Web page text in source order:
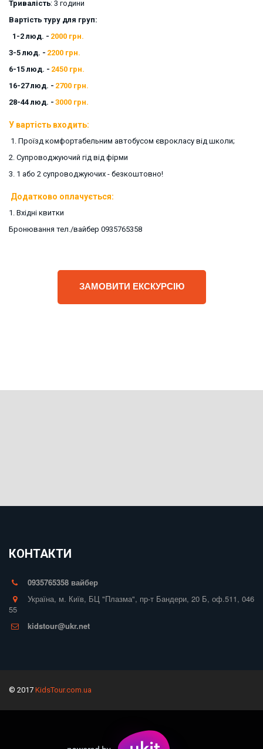
Тривалість: 3 години
Вартість туру для груп:
  1-2 люд. -
2000 грн.
3-5 люд. - 2200 грн.
6-15 люд. - 2450 грн.
16-27 люд. - 2700 грн.
28-44 люд. - 3000 грн.
У вартість входить:
1. Проїзд комфортабельним автобусом єврокласу від школи;
2. Супроводжуючий гід від фірми
3. 1 або 2 супроводжуючих - безкоштовно!
Додатково оплачується:
1. Вхідні квитки
Бронювання тел./вайбер 0935765358
ЗАМОВИТИ ЕКСКУРСІЮ
КОНТАКТИ
0935765358 вайбер
Україна, м. Київ, БЦ "Плазма", пр-т Бандери, 20 Б, оф.511, 046
55
kidstour@ukr.net
© 2017 KidsTour.com.ua